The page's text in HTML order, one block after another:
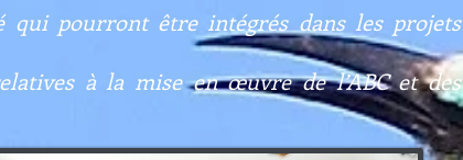
qui pourront être intégrés dans les projets
à la mise en œuvre de l’ABC et des